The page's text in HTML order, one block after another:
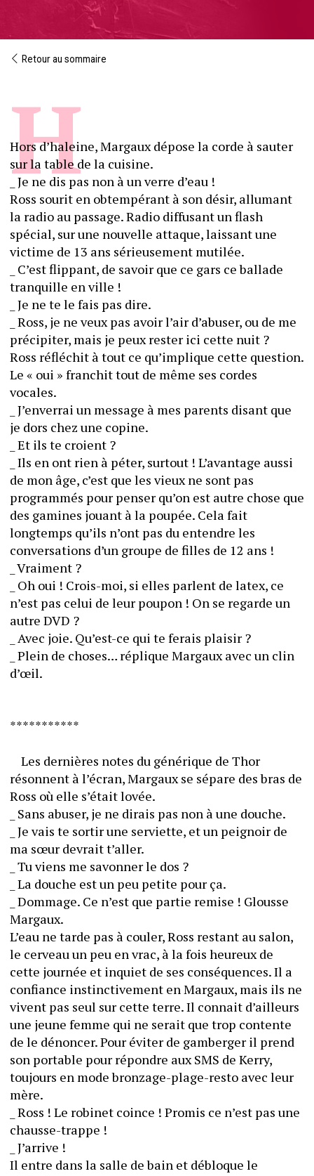
Retour au sommaire
Hors d’haleine, Margaux dépose la corde à sauter
sur la table de la cuisine.
_ Je ne dis pas non à un verre d’eau !
Ross sourit en obtempérant à son désir, allumant
la radio au passage. Radio diffusant un flash
spécial, sur une nouvelle attaque, laissant une
victime de 13 ans sérieusement mutilée.
_ C’est flippant, de savoir que ce gars ce ballade
tranquille en ville !
_ Je ne te le fais pas dire.
_ Ross, je ne veux pas avoir l’air d’abuser, ou de me
précipiter, mais je peux rester ici cette nuit ?
Ross réfléchit à tout ce qu’implique cette question.
Le « oui » franchit tout de même ses cordes
vocales.
_ J’enverrai un message à mes parents disant que
je dors chez une copine.
_ Et ils te croient ?
_ Ils en ont rien à péter, surtout ! L’avantage aussi
de mon âge, c’est que les vieux ne sont pas
programmés pour penser qu’on est autre chose que
des gamines jouant à la poupée. Cela fait
longtemps qu’ils n’ont pas du entendre les
conversations d’un groupe de filles de 12 ans !
_ Vraiment ?
_ Oh oui ! Crois-moi, si elles parlent de latex, ce
n’est pas celui de leur poupon ! On se regarde un
autre DVD ?
_ Avec joie. Qu’est-ce qui te ferais plaisir ?
_ Plein de choses… réplique Margaux avec un clin
d’œil.
***********
	Les dernières notes du générique de Thor
résonnent à l’écran, Margaux se sépare des bras de
Ross où elle s’était lovée.
_ Sans abuser, je ne dirais pas non à une douche.
_ Je vais te sortir une serviette, et un peignoir de
ma sœur devrait t’aller.
_ Tu viens me savonner le dos ?
_ La douche est un peu petite pour ça.
_ Dommage. Ce n’est que partie remise ! Glousse
Margaux.
L’eau ne tarde pas à couler, Ross restant au salon,
le cerveau un peu en vrac, à la fois heureux de
cette journée et inquiet de ses conséquences. Il a
confiance instinctivement en Margaux, mais ils ne
vivent pas seul sur cette terre. Il connait d’ailleurs
une jeune femme qui ne serait que trop contente
de le dénoncer. Pour éviter de gamberger il prend
son portable pour répondre aux SMS de Kerry,
toujours en mode bronzage-plage-resto avec leur
mère.
_ Ross ! Le robinet coince ! Promis ce n’est pas une
chausse-trappe !
_ J’arrive !
Il entre dans la salle de bain et débloque le